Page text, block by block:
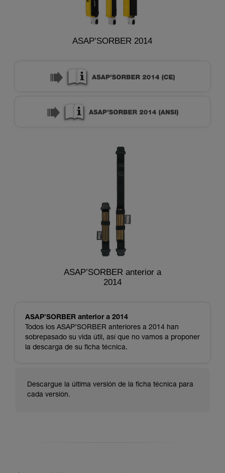
ASAP’SORBER 2014
ASAP’SORBER anterior a
2014
ASAP’SORBER anterior a 2014
Todos los ASAP’SORBER anteriores a 2014 han
sobrepasado su vida útil, así que no vamos a proponer
la descarga de su ficha técnica.
Descargue la última versión de la ficha técnica para
cada versión.